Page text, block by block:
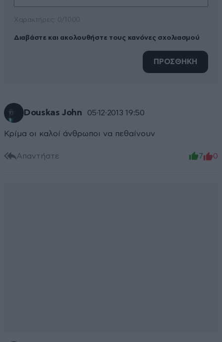
Διαβάστε και ακολουθήστε τους κανόνες σχολιασμού
ΠΡΟΣΘΗΚΗ
Douskas John 05·12·2013 19:50
Κρίμα οι καλοί άνθρωποι να πεθαίνουν
Απαντήστε 7 0